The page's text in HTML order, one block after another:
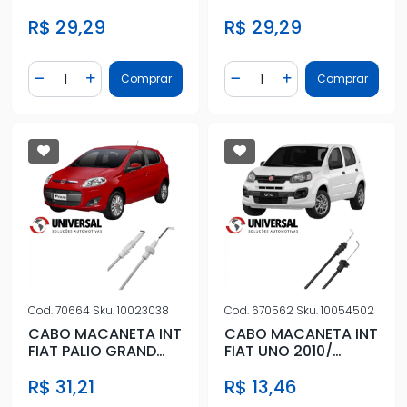
R$ 29,29
Diminuir Quantidade
Quantidade
Adicionar Quantidade
Comprar
R$ 29,29
Diminuir Quantidade
Quantidade
AdicionarComprar
Cod.70664 Sku.10023038
CABO MACANETA INT
FIAT PALIO GRAND
DIR
R$ 31,21
Cod. 670562 Sku.10054502
CABO MACANETA INT
FIAT UNO 2010/
DIR
R$ 13,46